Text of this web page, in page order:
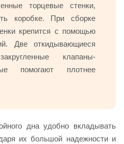
торцевые стенки,
коробке. При сборке
крепится с помощью
Две откидывающиеся
клапаны-
помогают плотнее
дна удобно вкладывать
их большой надежности и